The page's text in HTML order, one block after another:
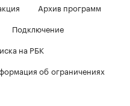
Архив программ
Подключение
на РБК
об ограничениях